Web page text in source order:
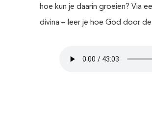
hoe kun je daarin groeien? Via
divina – leer je hoe God door